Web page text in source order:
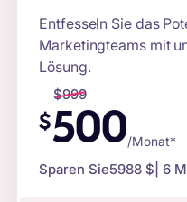
Entfesseln Sie das
Marketingteams mit
Lösung.
$999
$500/Monat*
Sparen Sie5988 $ | 6